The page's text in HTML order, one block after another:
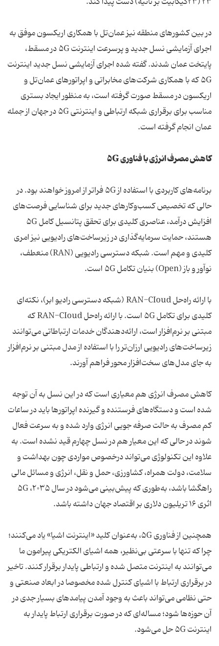
در بین کشورهای منطقه نیز عمان‌تل با همکاری اریکسون موفق به
اجرای آزمایشی نسل جدید و پرسرعت اینترنت ۵G در مسقط،
پایتخت عمان شدند. گفته شده اجرای آزمایشی نسل جدید اینترنت
۵G که با همکاری شرکت‌های مخابراتی و اپراتورهای عمان‌تل و
اریکسون در مسقط صورت گرفته است، به منظور ایجاد بستری
مناسب برای برقراری شبکه ارتباطی و اینترنتی ۵G در جهان از جمله
عمان انجام گرفته است.
کاهش مصرف انرژی با فناوری ۵G
برنامه‌های کاربردی با استفاده از ۵G فراتر از امروز خواهند بود. در
حالی که تخصیص کسب‌وکارهای جدید برای شناسایی فرصت‌های
افزایش درآمد، عناصری کلیدی برای تحقق پتانسیل کامل ۵G
هستند، حمایت سرمایه‌گذاری در زیرساخت‌های رادیویی نیز امری
کلیدی و مهم است. شبکه دسترسی رادیویی (RAN) منعطف،
نوآور و باز (Open) بنیان تکامل ۵G است.
با ارائه راه‌حل RAN-CIoud (شبکه دسترسی رادیو ابر)، نکته‌ای
کلیدی برای تکامل ۵G است. با ارائه راه‌حل RAN-CIoud که
مبتنی بر نرم‌افزار است، ارائه‌‌دهندگان خدمات ارتباطاتی می‌توانند
زیرساخت‌های رادیویی ارزان‌تر را با استفاده از مدل مبتنی بر نرم‌افزار
به جای مدل‌های سخت‌افزار محور فراهم آورند.
کاهش مصرف انرژی هم معیاری است که در این نسل به آن توجه
شده است و دستگاه‌های فرستنده و گیرنده اپراتورها باید در ساعات
کم مصرف به حالت صرفه جویی انرژی وارد شده و به سرعت فعال
شوند در حالی که این معیار هم در نسل چهارم قید نشده است. به
علاوه این تکنولوژی می‌تواند درخصوص مواردی چون بهداشت و
سلامت، دولت همراه، کشاورزی، حمل و نقل، انرژی و مسائل مالی
راهگشا باشد، به‌طوری که پیش‌بینی می‌شود در سال ۲۰۳۵، ۵G
اثری ۱۶ تریلیون دلاری بر اقتصاد جهان داشته باشد.
همچنین از فناوری ۵G، به‌عنوان کلید «اینترنت اشیا» یاد می‌کنند؛
چرا که تنها با سرعتی بی‌نظیر، همه اشیای الکتریکی پیرامون ما
می‌توانند به اینترنت متصل شده و ارتباطی پایدار برقرار کنند. تاخیر
در برقراری ارتباط با اشیای کنترل شده مخصوصا در ابعاد صنعتی و
حتی نظامی می‌تواند باعث به وجود آمدن پیامدهای بسیار جدی در
آن حوزه‌ها شود؛ مساله‌ای که در صورت برقراری ارتباط پایدار به
اینترنت ۵G حل می‌شود.